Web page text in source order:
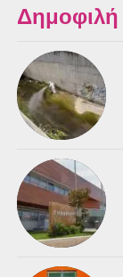
Δημοφιλή